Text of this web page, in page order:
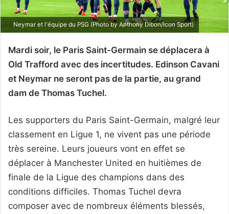
Neymar et l'équipe du PSG (Photo by Anthony Dibon/Icon Sport)
Mardi soir, le Paris Saint-Germain se déplacera à
Old Trafford avec des incertitudes. Edinson Cavani
et Neymar ne seront pas de la partie, au grand
dam de Thomas Tuchel.
Les supporters du Paris Saint-Germain, malgré leur
classement en Ligue 1, ne vivent pas une période
très sereine. Leurs joueurs vont en effet se
déplacer à Manchester United en huitièmes de
finale de la Ligue des champions dans des
conditions difficiles. Thomas Tuchel devra
composer avec de nombreux éléments blessés,